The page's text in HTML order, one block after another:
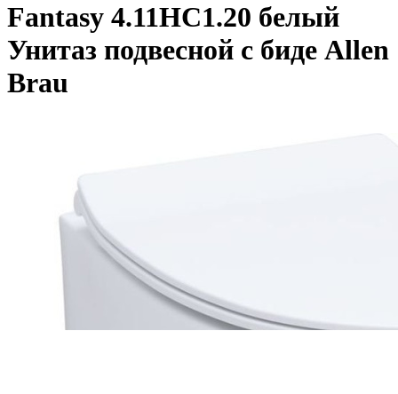
Fantasy 4.11HC1.20 белый
Унитаз подвесной с биде Allen
Brau